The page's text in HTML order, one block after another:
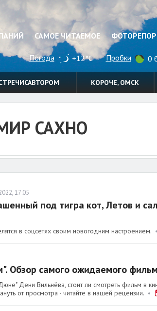
САМОЕ ЧИТАЕМОЕ
Погода +12°C Пробки 0
КОРОЧЕ, ОМСК
САХНО
17:05
под тигра кот, Летов и
в соцсетях своим новогодним настроением.•
Обзор самого ожидаемого
Дени Вильнёва, стоит ли смотреть фильм в
от просмотра - читайте в нашей рецензии.•